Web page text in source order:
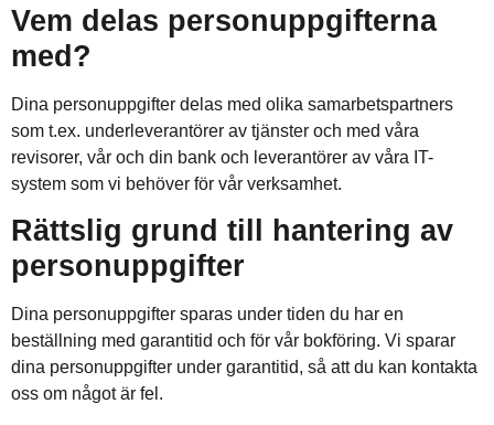
Vem delas personuppgifterna
med?
Dina personuppgifter delas med olika samarbetspartners
som t.ex. underleverantörer av tjänster och med våra
revisorer, vår och din bank och leverantörer av våra IT-
system som vi behöver för vår verksamhet.
Rättslig grund till hantering av
personuppgifter
Dina personuppgifter sparas under tiden du har en
beställning med garantitid och för vår bokföring. Vi sparar
dina personuppgifter under garantitid, så att du kan kontakta
oss om något är fel.